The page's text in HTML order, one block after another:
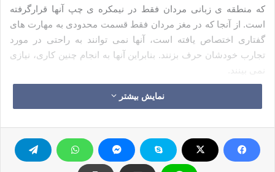
که منطقه ی زبانی مردان فقط در نیمکره ی چپ آنها قرارگرفته
است. از آنجا که در مغز مردان فقط قسمت محدودی به مهارت های
گفتاری اختصاص یافته است، آنها نمی توانند به راحتی در مورد
تجارب خودشان حرف بزنند. بنابراین آنها به انجام چنین کاری، نیازی
وقتی مردی مشغول حل مشکلی است، قسمت زبانی مغز او تحریک
زنند. هدف آنها این است که خودشان را به همسرشان بهتر
بشناسانند. به مرور زمان ،آنها کمتر حرف می زنند چون سعی می
کنند بیشتر به حل مشکلاتشان فکرکنند و خودشان را به همسرشان
نمایش بیشتر